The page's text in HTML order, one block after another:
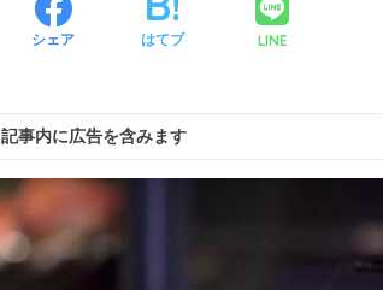
シェア はてブ LINE
記事内に広告を含みます